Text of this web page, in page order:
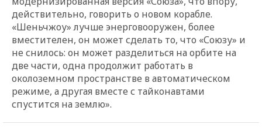
действительно, говорить о новом корабле.
«Шеньчжоу» лучше энерговооружен, более
вместителен, он может сделать то, что «Союзу» и
не снилось: он может разделиться на орбите на
две части, одна продолжит работать в
околоземном пространстве в автоматическом
режиме, а другая вместе с тайконавтами
спустится на землю».